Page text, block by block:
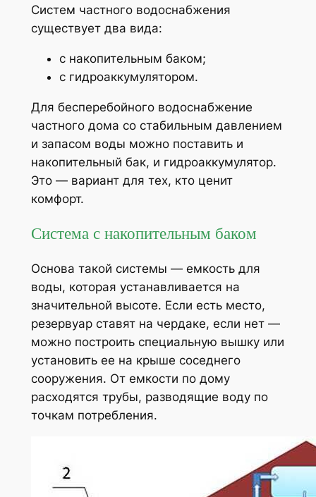
Систем частного водоснабжения
существует два вида:
с накопительным баком;
с гидроаккумулятором.
Для бесперебойного водоснабжение
частного дома со стабильным давлением
и запасом воды можно поставить и
накопительный бак, и гидроаккумулятор.
Это — вариант для тех, кто ценит
комфорт.
Система с накопительным баком
Основа такой системы — емкость для
воды, которая устанавливается на
значительной высоте. Если есть место,
резервуар ставят на чердаке, если нет —
можно построить специальную вышку или
установить ее на крыше соседнего
сооружения. От емкости по дому
расходятся трубы, разводящие воду по
точкам потребления.